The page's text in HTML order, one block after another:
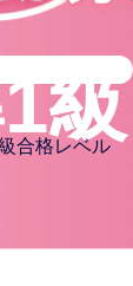
級
合格レベル